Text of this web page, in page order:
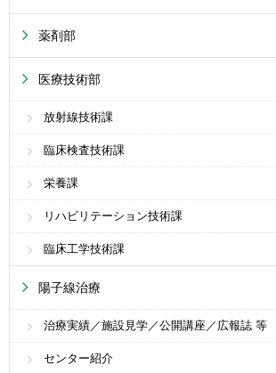
薬剤部
医療技術部
放射線技術課
臨床検査技術課
栄養課
リハビリテーション技術課
臨床工学技術課
陽子線治療
治療実績／施設見学／公開講座／広報誌 等
センター紹介